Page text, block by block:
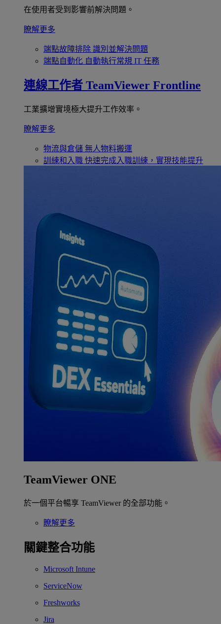
在使用者受到影響前解決問題。
瞭解更多
端點故障排除 識別並解決問題
端點自動化 自動執行常規 IT 任務
連線工作者 TeamViewer Frontline
工業擴增實境極大提升工作效率。
瞭解更多
物流與倉儲 無人物料搬運
訓練和入職 快速完成入職訓練，實現技能提升
TeamViewer ONE
於一個平台暢享 TeamViewer 的全部功能。
瞭解更多
關鍵整合功能
Microsoft Intune
ServiceNow
Freshworks
Jira